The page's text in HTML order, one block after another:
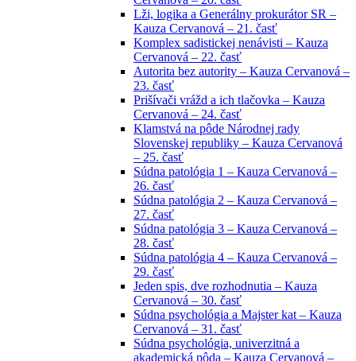
Lži, logika a Generálny prokurátor SR –
Kauza Cervanová – 21. časť
Komplex sadistickej nenávisti – Kauza
Cervanová – 22. časť
Autorita bez autority – Kauza Cervanová –
23. časť
Prišívači vrážd a ich tlačovka – Kauza
Cervanová – 24. časť
Klamstvá na pôde Národnej rady
Slovenskej republiky – Kauza Cervanová
– 25. časť
Súdna patológia 1 – Kauza Cervanová –
26. časť
Súdna patológia 2 – Kauza Cervanová –
27. časť
Súdna patológia 3 – Kauza Cervanová –
28. časť
Súdna patológia 4 – Kauza Cervanová –
29. časť
Jeden spis, dve rozhodnutia – Kauza
Cervanová – 30. časť
Súdna psychológia a Majster kat – Kauza
Cervanová – 31. časť
Súdna psychológia, univerzitná a
akademická pôda – Kauza Cervanová –